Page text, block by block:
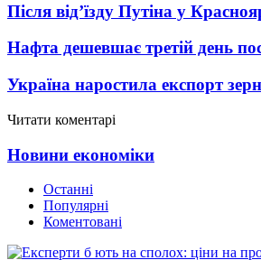
Після від’їзду Путіна у
Нафта дешевшає третій день
Україна наростила експорт
Читати коментарі
Новини економіки
Останні
Популярні
Коментовані